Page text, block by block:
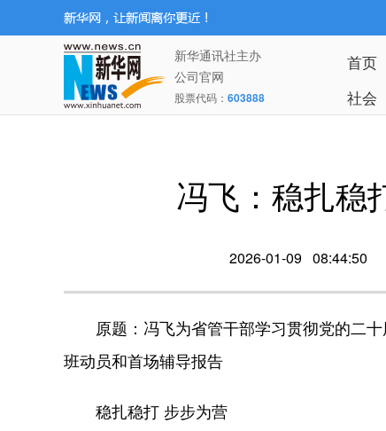
新华通讯社主办
公司官网
股票代码： 603888
首页
社会
冯飞：稳扎稳
2026-01-09 08:44:50
原题：冯飞为省管干部学习贯彻党的二
班动员和首场辅导报告
稳扎稳打 步步为营